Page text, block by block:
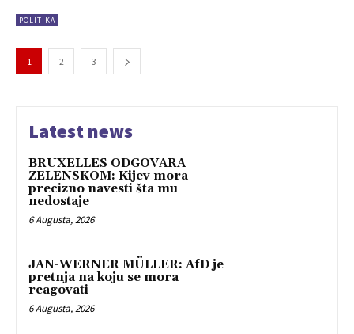
POLITIKA
1 2 3
Latest news
BRUXELLES ODGOVARA
ZELENSKOM: Kijev mora
precizno navesti šta mu
nedostaje
6 Augusta, 2026
JAN-WERNER MÜLLER: AfD je
pretnja na koju se mora
reagovati
6 Augusta, 2026